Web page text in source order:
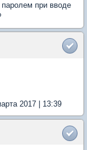
при вводе
2017 | 13:39